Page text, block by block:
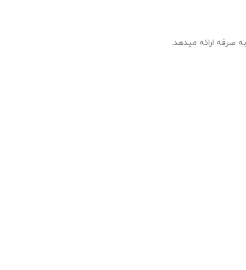
صرفه ارائه میدهد.